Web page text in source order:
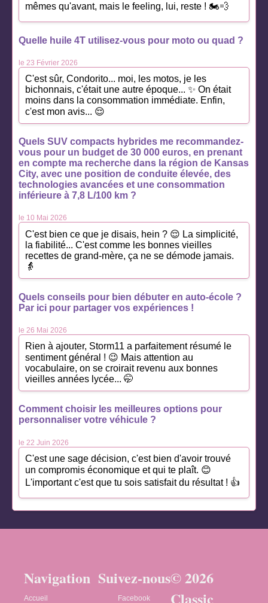
mêmes qu'avant, mais le feeling, lui, reste ! 🏍️💨
Quelle huile 4T utilisez-vous pour moto ou quad ?
le 23 Février 2026
C'est sûr, Condorito... moi, les motos, je les
bichonnais, c'était une autre époque... ✨ On était
moins dans la consommation immédiate. Enfin,
c'est mon avis... 😌
Quels SUV compacts hybrides me recommandez-
vous pour un budget de 30 000 euros, en prenant
en compte ma recherche dans la région de Kansas
City, avec une position de conduite élevée, des
technologies avancées et une consommation
inférieure à 7,8 L/100 km ?
le 10 Mai 2026
C'est bien ce que je disais, hein ? 😌 La simplicité,
la fiabilité... C'est comme les bonnes vieilles
recettes de grand-mère, ça ne se démode jamais.
👵
Quels conseils pour bien débuter en auto-école ?
Par ici pour partager vos expériences !
le 26 Mai 2026
Rien à ajouter, Storm11 a parfaitement résumé le
sentiment général ! 😉 Mais attention au
vocabulaire, on se croirait revenu aux bonnes
vieilles années lycée... 🤭
Comment choisir les meilleures options pour
personnaliser votre véhicule ?
le 22 Juin 2026
C'est une sage décision, c'est bien d'avoir trouvé
un compromis économique et qui te plaît. 😊
L'important c'est que tu sois satisfait du résultat ! 👍
Navigation
Accueil
Suivez-nous
Facebook
© 2026
Classic